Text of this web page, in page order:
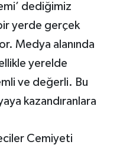
dediğimiz
yerde gerçek
Medya alanında
yerelde
ve değerli. Bu
kazandıranlara
Cemiyeti